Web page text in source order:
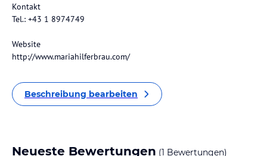
Kontakt
Tel.: +43 1 8974749
Website
http://www.mariahilferbrau.com/
Beschreibung bearbeiten
Neueste Bewertungen (1 Bewertungen)